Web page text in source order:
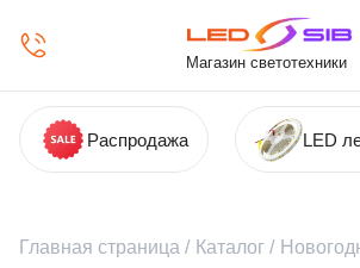
Магазин светотехники
Распродажа LED
Главная страница / Каталог /